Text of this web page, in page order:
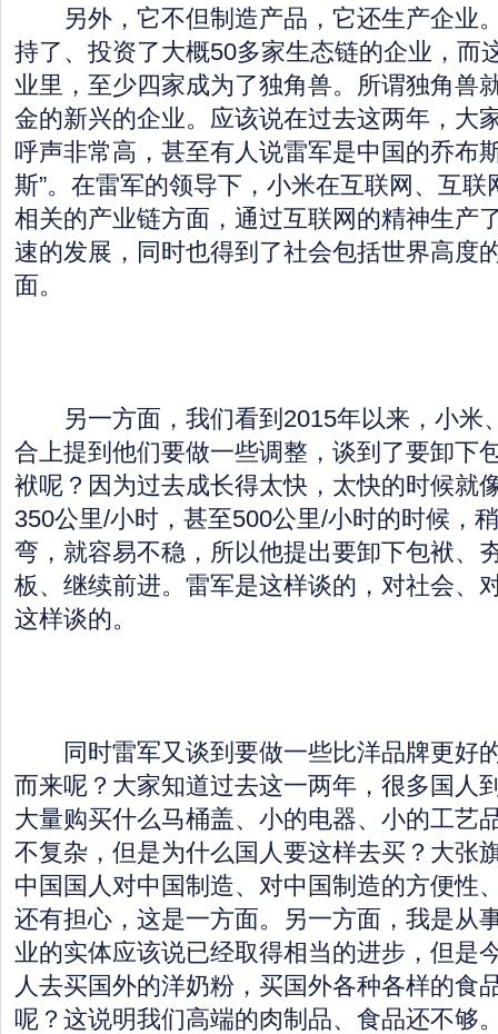
另外，它不但制造产品，它还生产企业
持了、投资了大概50多家生态链的企业，而
业里，至少四家成为了独角兽。所谓独角兽
金的新兴的企业。应该说在过去这两年，大
呼声非常高，甚至有人说雷军是中国的乔布
斯”。在雷军的领导下，小米在互联网、互
相关的产业链方面，通过互联网的精神生产
速的发展，同时也得到了社会包括世界高度
面。
另一方面，我们看到2015年以来，小米
合上提到他们要做一些调整，谈到了要卸下
袱呢？因为过去成长得太快，太快的时候就
350公里/小时，甚至500公里/小时的时候，
弯，就容易不稳，所以他提出要卸下包袱、
板、继续前进。雷军是这样谈的，对社会、
这样谈的。
同时雷军又谈到要做一些比洋品牌更好
而来呢？大家知道过去这一两年，很多国人
大量购买什么马桶盖、小的电器、小的工艺
不复杂，但是为什么国人要这样去买？大张
中国国人对中国制造、对中国制造的方便性
还有担心，这是一方面。另一方面，我是从
业的实体应该说已经取得相当的进步，但是
人去买国外的洋奶粉，买国外各种各样的食
呢？这说明我们高端的肉制品、食品还不够